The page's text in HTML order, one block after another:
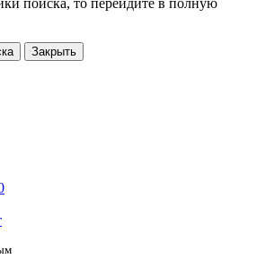
поиска, то перейдите в полную
Закрыть